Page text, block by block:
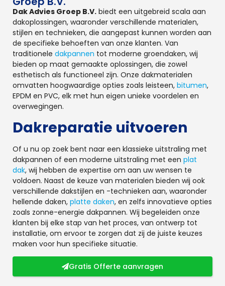
Dak Advies Groep B.V. biedt een uitgebreid scala aan
dakoplossingen, waaronder verschillende materialen,
stijlen en technieken, die aangepast kunnen worden aan
de specifieke behoeften van onze klanten. Van
traditionele dakpannen tot moderne groendaken, wij
bieden op maat gemaakte oplossingen, die zowel
esthetisch als functioneel zijn. Onze dakmaterialen
omvatten hoogwaardige opties zoals leisteen, bitumen,
EPDM en PVC, elk met hun eigen unieke voordelen en
overwegingen.
Dakreparatie uitvoeren
Of u nu op zoek bent naar een klassieke uitstraling met
dakpannen of een moderne uitstraling met een plat
dak, wij hebben de expertise om aan uw wensen te
voldoen. Naast de keuze van materialen bieden wij ook
verschillende dakstijlen en -technieken aan, waaronder
hellende daken, platte daken, en zelfs innovatieve opties
zoals zonne-energie dakpannen. Wij begeleiden onze
klanten bij elke stap van het proces, van ontwerp tot
installatie, om ervoor te zorgen dat zij de juiste keuzes
maken voor hun specifieke situatie.
Gratis Offerte aanvragen